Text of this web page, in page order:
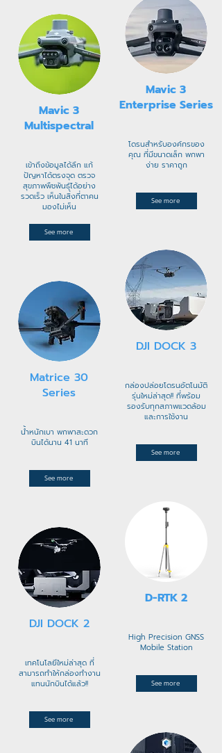
Mavic 3
Multispectral​
เข้าถึงข้อมูลได้ลึก แก้
ปัญหาได้ตรงจุด ตรวจ
สุขภาพพืชพันธุ์ได้อย่าง
รวดเร็ว เห็นในสิ่งที่ตาคน
มองไม่เห็น
See more
Matrice 30
Series
น้ำหนักเบา พกพาสะดวก
บินได้นาน 41 นาที
See more
DJI DOCK 2
เทคโนโลยีใหม่ล่าสุด ที่
สามารถทำให้กล่องทำงาน
แทนนักบินได้แล้ว!!
See more
Mavic 3
Enterprise Series
โดรนสำหรับองค์กรของ
คุณ ที่มีขนาดเล็ก พกพา
ง่าย ราคาถูก
See more
DJI DOCK 3
กล่องปล่อยโดรนอัตโนมัติ
รุ่นใหม่ล่าสุด!! ที่พร้อม
รองรับทุกสภาพแวดล้อม
และการใช้งาน
See more
D-RTK 2
High Precision GNSS
Mobile Station
See more